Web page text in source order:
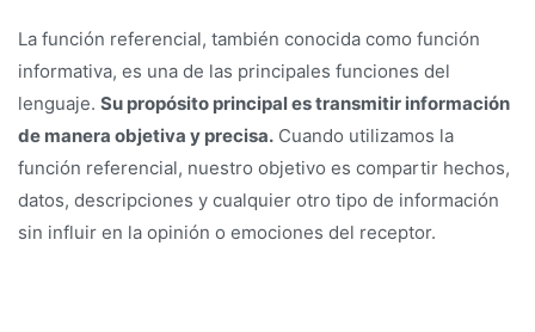
La función referencial, también conocida como función
informativa, es una de las principales funciones del
lenguaje. Su propósito principal es transmitir información
de manera objetiva y precisa. Cuando utilizamos la
función referencial, nuestro objetivo es compartir hechos,
datos, descripciones y cualquier otro tipo de información
sin influir en la opinión o emociones del receptor.